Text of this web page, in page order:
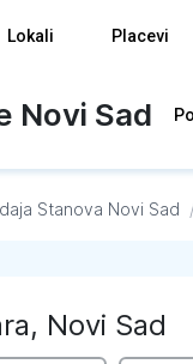
Lokali Placevi
Novi Sad
Stanova Novi Sad /
, Novi Sad